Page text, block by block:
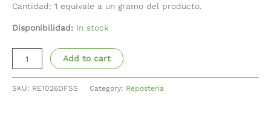
Cantidad: 1 equivale a un gramo del producto.
Disponibilidad: In stock
Add to cart
SKU: RE1026DFSS Category: Reposteria